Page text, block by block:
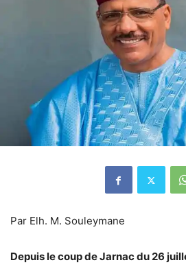
Par Elh. M. Souleymane
Depuis le coup de Jarnac du 26